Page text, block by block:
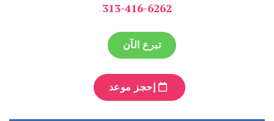
313-416-6262
تبرع الآن
إحجز موعد